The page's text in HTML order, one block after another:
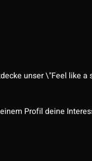
unser \"Feel like
Profil deine